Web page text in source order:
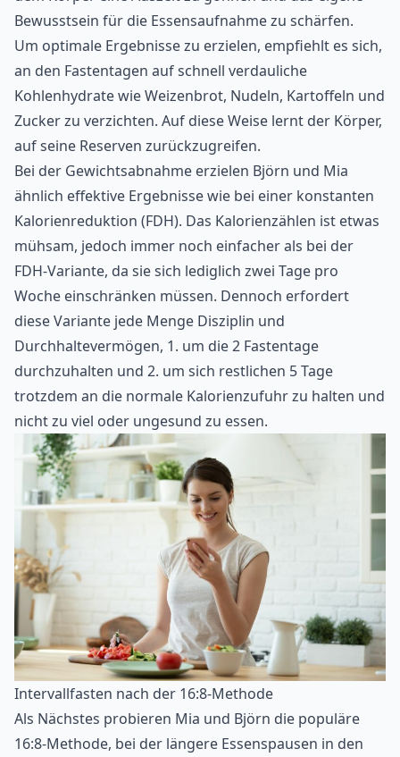
Bewusstsein für die Essensaufnahme zu schärfen.
Um optimale Ergebnisse zu erzielen, empfiehlt es sich,
an den Fastentagen auf schnell verdauliche
Kohlenhydrate wie Weizenbrot, Nudeln, Kartoffeln und
Zucker zu verzichten. Auf diese Weise lernt der Körper,
auf seine Reserven zurückzugreifen.
Bei der Gewichtsabnahme erzielen Björn und Mia
ähnlich effektive Ergebnisse wie bei einer konstanten
Kalorienreduktion (FDH). Das Kalorienzählen ist etwas
mühsam, jedoch immer noch einfacher als bei der
FDH-Variante, da sie sich lediglich zwei Tage pro
Woche einschränken müssen. Dennoch erfordert
diese Variante jede Menge Disziplin und
Durchhaltevermögen, 1. um die 2 Fastentage
durchzuhalten und 2. um sich restlichen 5 Tage
trotzdem an die normale Kalorienzufuhr zu halten und
nicht zu viel oder ungesund zu essen.
Intervallfasten nach der 16:8-Methode
Als Nächstes probieren Mia und Björn die populäre
16:8-Methode, bei der längere Essenspausen in den